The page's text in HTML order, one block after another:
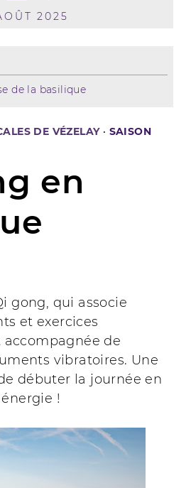
2025
de la basilique
DE VÉZELAY· SAISON
en
gong, qui associe
et exercices
accompagnée de
vibratoires. Une
débuter la journée en
!